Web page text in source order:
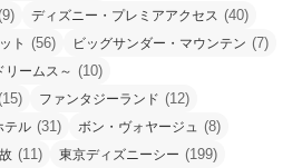
ディズニー・プレミアアクセス (40)
ト (56) ビッグサンダー・マウンテン (7)
リームス～ (10)
ファンタジーランド (12)
テル (31) ボン・ヴォヤージュ (8)
(11) 東京ディズニーシー (199)